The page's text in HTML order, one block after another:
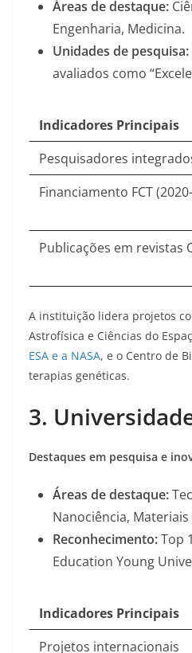
Áreas de destaque:
Engenharia, Medicina.
Unidades de pesquisa:
avaliados como
Indicadores Principais
Pesquisadores
Financiamento FCT
Publicações em revistas
A instituição lidera projetos
Astrofísica e Ciências do
ESA e a NASA, e o Centro de
terapias genéticas.
3.
Destaques em pesquisa e
Áreas de destaque:
Nanociência,
Reconhecimento:Top
Education Young
Indicadores Principais
Projetos internacionais